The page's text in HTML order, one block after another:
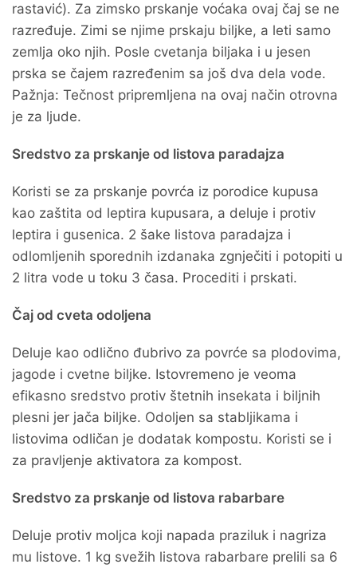
rastavić). Za zimsko prskanje voćaka ovaj čaj se ne
razređuje. Zimi se njime prskaju biljke, a leti samo
zemlja oko njih. Posle cvetanja biljaka i u jesen
prska se čajem razređenim sa još dva dela vode.
Pažnja: Tečnost pripremljena na ovaj način otrovna
je za ljude.
Sredstvo za prskanje od listova paradajza
Koristi se za prskanje povrća iz porodice kupusa
kao zaštita od leptira kupusara, a deluje i protiv
leptira i gusenica. 2 šake listova paradajza i
odlomljenih sporednih izdanaka zgnječiti i potopiti u
2 litra vode u toku 3 časa. Procediti i prskati.
Čaj od cveta odoljena
Deluje kao odlično đubrivo za povrće sa plodovima,
jagode i cvetne biljke. Istovremeno je veoma
efikasno sredstvo protiv štetnih insekata i biljnih
plesni jer jača biljke. Odoljen sa stabljikama i
listovima odličan je dodatak kompostu. Koristi se i
za pravljenje aktivatora za kompost.
Sredstvo za prskanje od listova rabarbare
Deluje protiv moljca koji napada praziluk i nagriza
mu listove. 1 kg svežih listova rabarbare prelili sa 6